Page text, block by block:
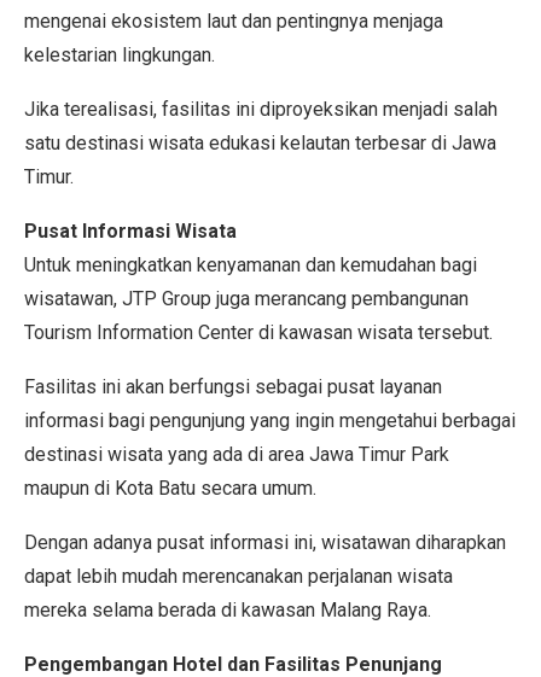
mengenai ekosistem laut dan pentingnya menjaga
kelestarian lingkungan.
Jika terealisasi, fasilitas ini diproyeksikan menjadi salah
satu destinasi wisata edukasi kelautan terbesar di Jawa
Timur.
Pusat Informasi Wisata
Untuk meningkatkan kenyamanan dan kemudahan bagi
wisatawan, JTP Group juga merancang pembangunan
Tourism Information Center di kawasan wisata tersebut.
Fasilitas ini akan berfungsi sebagai pusat layanan
informasi bagi pengunjung yang ingin mengetahui berbagai
destinasi wisata yang ada di area Jawa Timur Park
maupun di Kota Batu secara umum.
Dengan adanya pusat informasi ini, wisatawan diharapkan
dapat lebih mudah merencanakan perjalanan wisata
mereka selama berada di kawasan Malang Raya.
Pengembangan Hotel dan Fasilitas Penunjang